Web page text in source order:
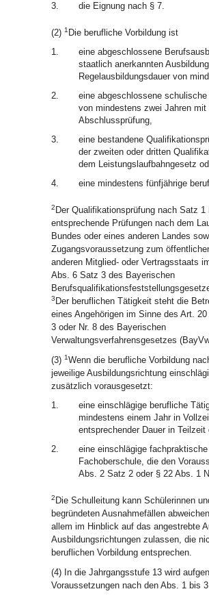
3.
die Eignung nach § 7.
(2) 1 Die berufliche Vorbildung ist
1.
eine abgeschlossene
staatlich anerkannten
Regelausbildungsdauer von
2.
eine abgeschlossene
von mindestens zwei Jahren mit
Abschlussprüfung,
3.
eine bestandene
der zweiten oder dritten
dem Leistungslaufbahngesetz
4.
eine mindestens fünfjährige
2 Der Qualifikationsprüfung nach Satz 1
entsprechende Prüfungen nach dem
Bundes oder eines anderen Landes
Zugangsvoraussetzung zum
anderen Mitglied- oder Vertragsstaats
Abs. 6 Satz 3 des Bayerischen
3 Der beruflichen Tätigkeit steht die
eines Angehörigen im Sinne des Art.
3 oder Nr. 8 des Bayerischen
Verwaltungsverfahrensgesetzes
(3) 1Wenn die berufliche Vorbildung
jeweilige Ausbildungsrichtung
zusätzlich vorausgesetzt:
1.
eine einschlägige berufliche
mindestens einem Jahr in
entsprechender Dauer in Teilzeit
2.
eine einschlägige
Fachoberschule, die den
Abs. 2 Satz 2 oder § 22 Abs. 1
2 Die Schulleitung kann Schülerinnen
begründeten Ausnahmefällen
allem im Hinblick auf das angestrebte
Ausbildungsrichtungen zulassen, die
beruflichen Vorbildung entsprechen.
(4) In die Jahrgangsstufe 13 wird
Voraussetzungen nach den Abs. 1 bis